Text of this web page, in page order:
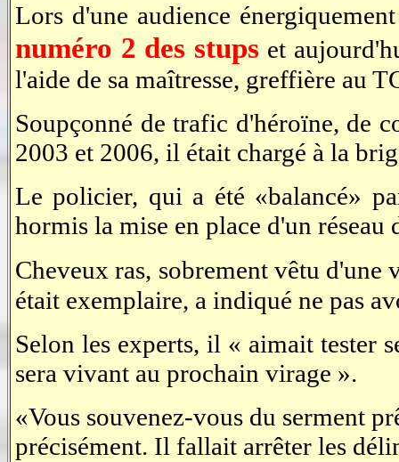
Lors d'une audience
numéro 2 des stups et
l'aide de sa maîtresse, greffière au
Soupçonné de trafic d'héroïne, de
2003 et 2006, il était chargé à la
Le policier, qui a été «balancé»
hormis la mise en place d'un
Cheveux ras, sobrement vêtu d'une
était exemplaire, a indiqué ne pas
Selon les experts, il « aimait tester
sera vivant au prochain virage ».
«Vous souvenez-vous du serment
précisément. Il fallait arrêter les